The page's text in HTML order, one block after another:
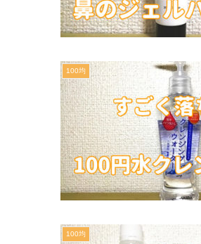
100均
100均